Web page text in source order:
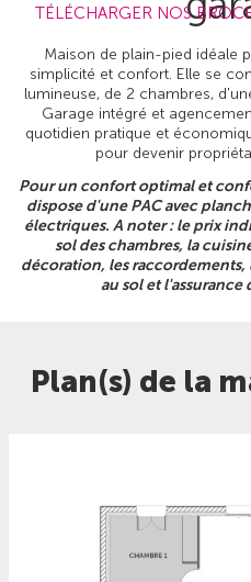
TÉLÉCHARGER NOS
Maison de plain-pied idéale
simplicité et confort. Elle se
lumineuse, de 2 chambres,
Garage intégré et
quotidien pratique et
pour devenir
Pour un confort optimal et
dispose d'une PAC avec
électriques. A noter : le prix
sol des chambres, la
décoration, les raccordements,
au sol et l'assurance
Plan(s) de la